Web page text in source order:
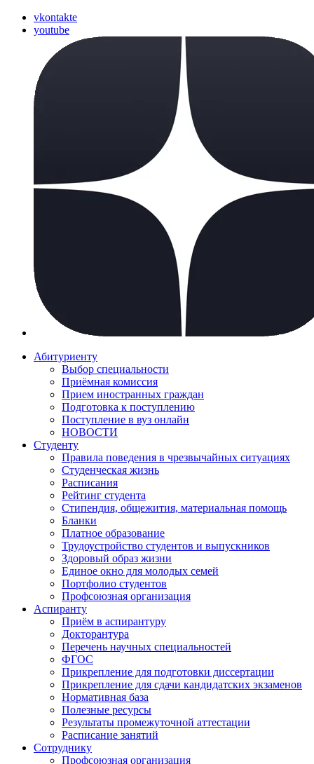
vkontakte
youtube
Абитуриенту
Выбор специальности
Приёмная комиссия
Прием иностранных граждан
Подготовка к поступлению
Поступление в вуз онлайн
НОВОСТИ
Студенту
Правила поведения в чрезвычайных ситуациях
Студенческая жизнь
Расписания
Рейтинг студента
Стипендия, общежития, материальная помощь
Бланки
Платное образование
Трудоустройство студентов и выпускников
Здоровый образ жизни
Единое окно для молодых семей
Портфолио студентов
Профсоюзная организация
Аспиранту
Приём в аспирантуру
Докторантура
Перечень научных специальностей
ФГОС
Прикрепление для подготовки диссертации
Прикрепление для сдачи кандидатских экзаменов
Нормативная база
Полезные ресурсы
Результаты промежуточной аттестации
Расписание занятий
Сотруднику
Профсоюзная организация